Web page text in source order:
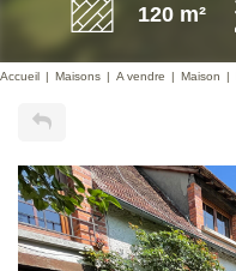
120 m²
Accueil Maisons A vendre Maison